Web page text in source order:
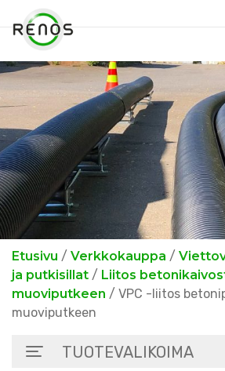
Etusivu / Verkkokauppa /
ja putkisillat / Liitos
muoviputkeen / VPC -liitos
muoviputkeen
TUOTEVALIKOIMA